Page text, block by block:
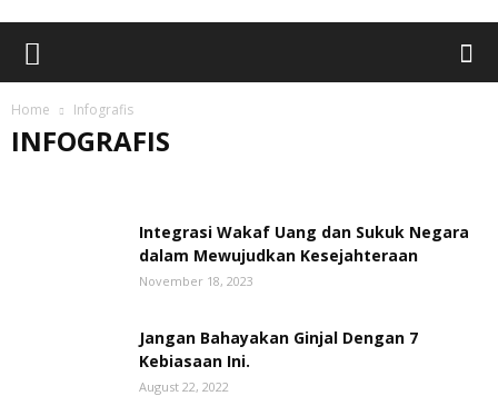
Home Infografis
INFOGRAFIS
LEBAK NASIONAL NEWS
OPINI
PEMERINTAHAN PENDIDIKAN
POLITIK
SPORT TANGERANG
Integrasi Wakaf Uang dan Sukuk Negara
dalam Mewujudkan Kesejahteraan
November 18, 2023
Jangan Bahayakan Ginjal Dengan 7
Kebiasaan Ini.
August 22, 2022